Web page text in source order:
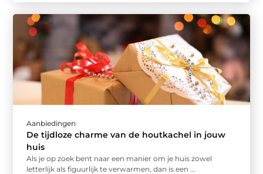
Aanbiedingen
De tijdloze charme van de houtkachel in jouw
huis
Als je op zoek bent naar een manier om je huis zowel
letterlijk als figuurlijk te verwarmen, dan is een ...